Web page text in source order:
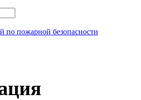
по пожарной безопасности